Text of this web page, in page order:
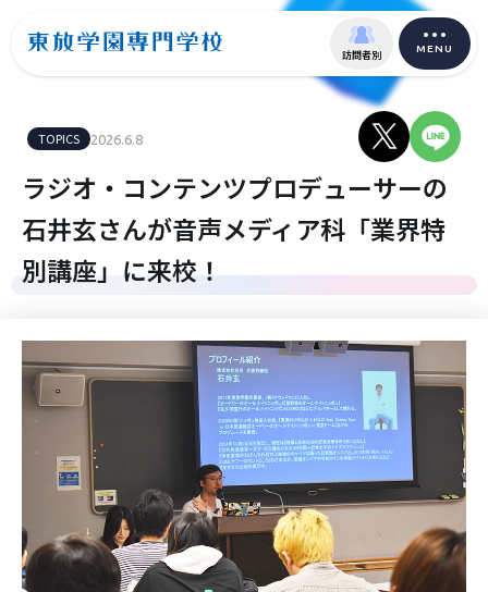
訪問者別 MENU
TOPICS 2026.6.8
ラジオ・コンテンツプロデューサーの
石井玄さんが音声メディア科「業界特
別講座」に来校！